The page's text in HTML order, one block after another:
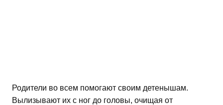
Родители во всем помогают своим детенышам.
Вылизывают их с ног до головы, очищая от